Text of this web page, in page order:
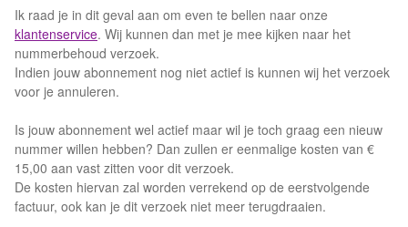
Ik raad je in dit geval aan om even te bellen naar onze
klantenservice. Wij kunnen dan met je mee kijken naar het
nummerbehoud verzoek.
Indien jouw abonnement nog niet actief is kunnen wij het verzoek
voor je annuleren.
Is jouw abonnement wel actief maar wil je toch graag een nieuw
nummer willen hebben? Dan zullen er eenmalige kosten van €
15,00 aan vast zitten voor dit verzoek.
De kosten hiervan zal worden verrekend op de eerstvolgende
factuur, ook kan je dit verzoek niet meer terugdraaien.